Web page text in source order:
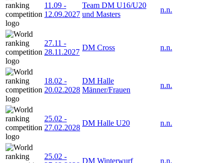
11.09 -
12.09.2027
Team DM U16/U20
und Masters
n.n.
27.11 -
28.11.2027
DM Cross n.n.
18.02 -
20.02.2028
DM Halle
Männer/Frauen
n.n.
25.02 -
27.02.2028
DM Halle U20 n.n.
25.02 -
DM Winterwurf n.n.